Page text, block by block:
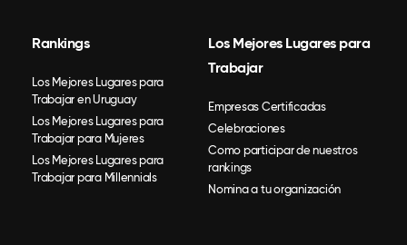
Rankings
Los Mejores Lugares para
Trabajar en Uruguay
Los Mejores Lugares para
Trabajar para Mujeres
Los Mejores Lugares para
Trabajar para Millennials
Los Mejores Lugares para
Trabajar
Empresas Certificadas
Celebraciones
Como participar de nuestros
rankings
Nomina a tu organización